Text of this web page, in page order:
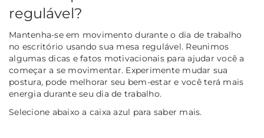
regulável?
Mantenha-se em movimento durante o dia de trabalho
no escritório usando sua mesa regulável. Reunimos
algumas dicas e fatos motivacionais para ajudar você a
começar a se movimentar. Experimente mudar sua
postura, pode melhorar seu bem-estar e você terá mais
energia durante seu dia de trabalho.
Selecione abaixo a caixa azul para saber mais.